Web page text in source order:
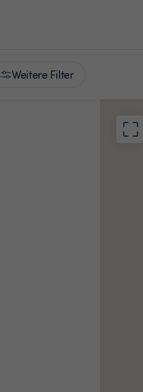
Weitere Filter